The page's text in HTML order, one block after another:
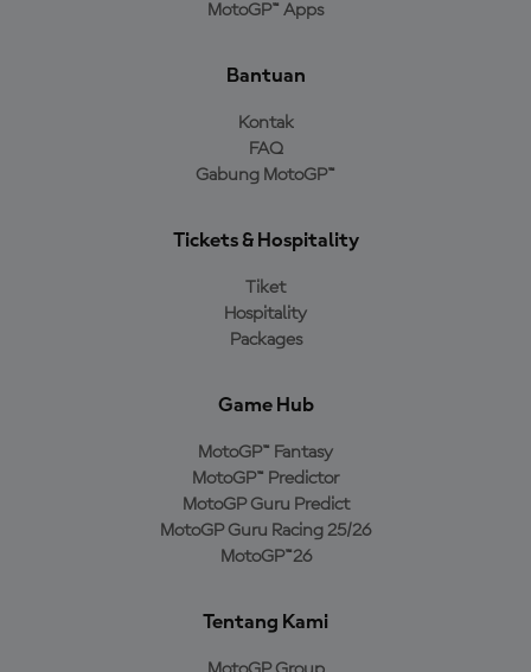
MotoGP™ Apps
Bantuan
Kontak
FAQ
Gabung MotoGP™
Tickets & Hospitality
Tiket
Hospitality
Packages
Game Hub
MotoGP™ Fantasy
MotoGP™ Predictor
MotoGP Guru Predict
MotoGP Guru Racing 25/26
MotoGP™26
Tentang Kami